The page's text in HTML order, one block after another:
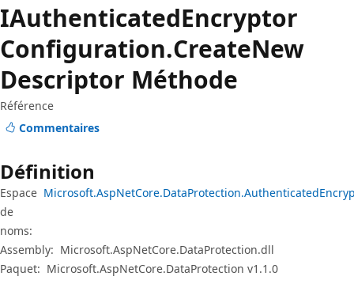
IAuthenticatedEncryptor
Configuration.CreateNew
Descriptor Méthode
Référence
Commentaires
Définition
Espace
de
noms:
Assembly: Microsoft.AspNetCore.DataProtection.dll
Paquet: Microsoft.AspNetCore.DataProtection v1.1.0